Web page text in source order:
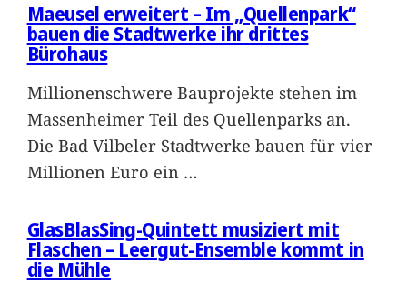
Maeusel erweitert – Im „Quellenpark“
bauen die Stadtwerke ihr drittes
Bürohaus
Millionenschwere Bauprojekte stehen im
Massenheimer Teil des Quellenparks an.
Die Bad Vilbeler Stadtwerke bauen für vier
Millionen Euro ein …
GlasBlasSing-Quintett musiziert mit
Flaschen – Leergut-Ensemble kommt in
die Mühle